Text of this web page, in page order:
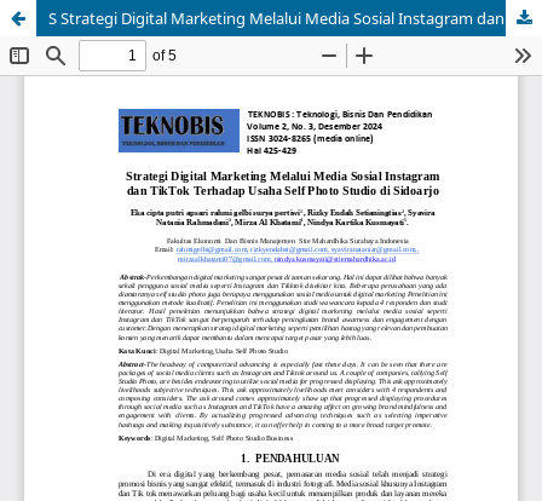
S Strategi Digital Marketing Melalui Media Sosial Instagram dan TikTok Terhadap Usaha Self Photo Studio di Sidoarjo